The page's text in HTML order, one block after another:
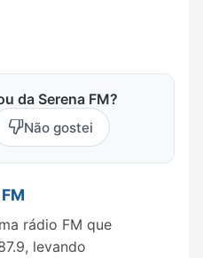
da Serena FM?
Não gostei
rádio FM que
levando